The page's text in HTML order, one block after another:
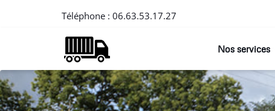
Téléphone : 06.63.53.17.27
Nos services